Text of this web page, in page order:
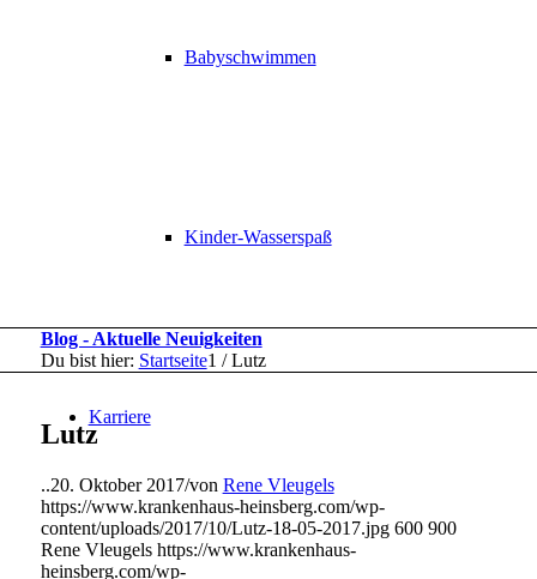
Babyschwimmen
Kinder-Wasserspaß
Karriere
Blog - Aktuelle Neuigkeiten
Du bist hier: Startseite1 / Lutz
Lutz
..20. Oktober 2017/von Rene Vleugels
https://www.krankenhaus-heinsberg.com/wp-
content/uploads/2017/10/Lutz-18-05-2017.jpg 600 900
Rene Vleugels https://www.krankenhaus-
heinsberg.com/wp-